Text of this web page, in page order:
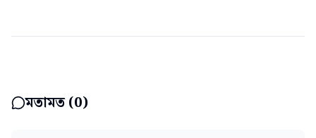
মতামত (0)